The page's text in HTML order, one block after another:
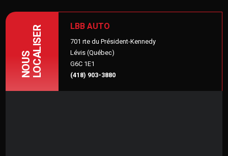
NOUSLOCALISER LBB AUTO
701 rte du Président-Kennedy
Lévis (Québec)
G6C 1E1
(418) 903-3880